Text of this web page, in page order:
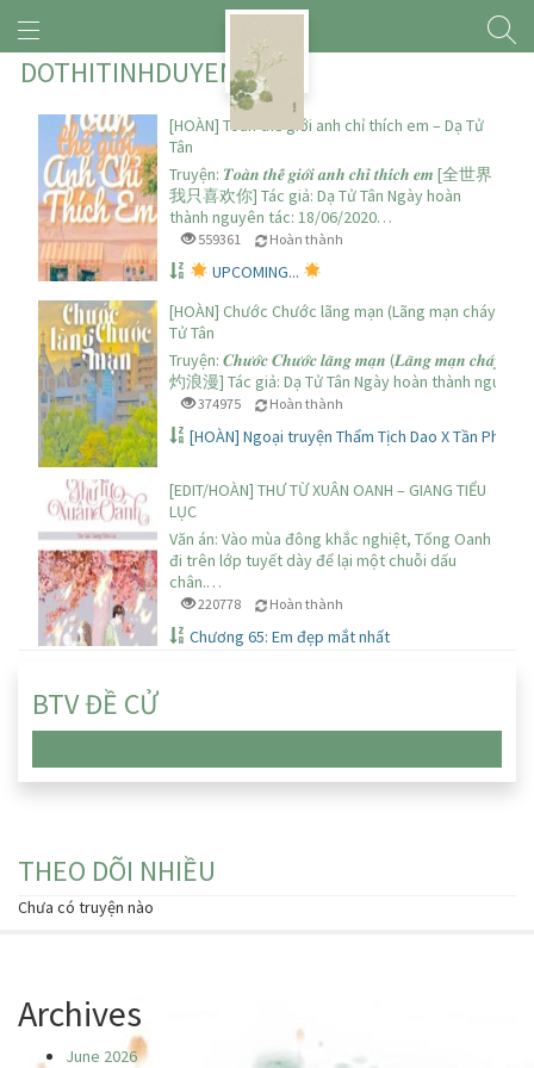
DOTHITINHDUYEN
[HOÀN] Toàn thế giới anh chỉ thích em – Dạ Tử
Tân
Truyện: 𝑻𝒐𝒂̀𝒏 𝒕𝒉𝒆̂́ 𝒈𝒊𝒐̛́𝒊 𝒂𝒏𝒉 𝒄𝒉𝒊̉ 𝒕𝒉𝒊́𝒄𝒉 𝒆𝒎 [全世界
我只喜欢你] Tác giả: Dạ Tử Tân Ngày hoàn
thành nguyên tác: 18/06/2020…
559361 Hoàn thành
UPCOMING...
[HOÀN] Chước Chước lãng mạn (Lãng mạn cháy
Tử Tân
Truyện: 𝑪𝒉𝒖̛𝒐̛́𝒄 𝑪𝒉𝒖̛𝒐̛́𝒄 𝒍𝒂̃𝒏𝒈 𝒎𝒂̣𝒏 (𝑳𝒂̃𝒏𝒈 𝒎𝒂̣𝒏 𝒄𝒉𝒂́𝒚
灼浪漫] Tác giả: Dạ Tử Tân Ngày hoàn thành
374975 Hoàn thành
[HOÀN] Ngoại truyện Thẩm Tịch Dao X Tần Phó
[EDIT/HOÀN] THƯ TỪ XUÂN OANH – GIANG TIỂU
LỤC
Văn án: Vào mùa đông khắc nghiệt, Tống Oanh
đi trên lớp tuyết dày để lại một chuỗi dấu
chân.…
220778 Hoàn thành
Chương 65: Em đẹp mắt nhất
BTV ĐỀ CỬ
THEO DÕI NHIỀU
Chưa có truyện nào
Archives
June 2026